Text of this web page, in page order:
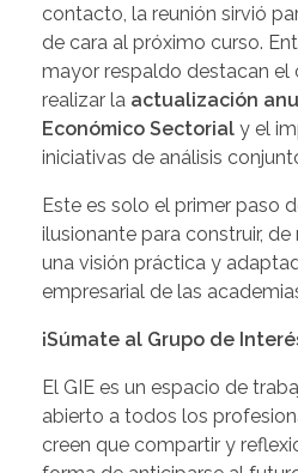
contacto, la reunión sirvió
de cara al próximo curso.
mayor respaldo destacan
realizar la actualización
Económico Sectorial y el
iniciativas de análisis
Este es solo el primer paso
ilusionante para construir,
una visión práctica y
empresarial de las
¡Súmate al Grupo de
El GIE es un espacio de
abierto a todos los
creen que compartir y